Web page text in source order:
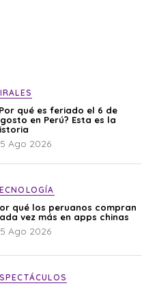
qué es feriado el 6 de
en Perú? Esta es la
Ago 2026
qué los peruanos compran
vez más en apps chinas
Ago 2026